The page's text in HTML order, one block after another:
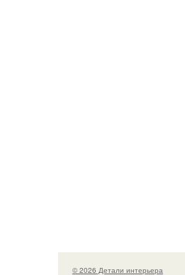
© 2026 Детали интерьера